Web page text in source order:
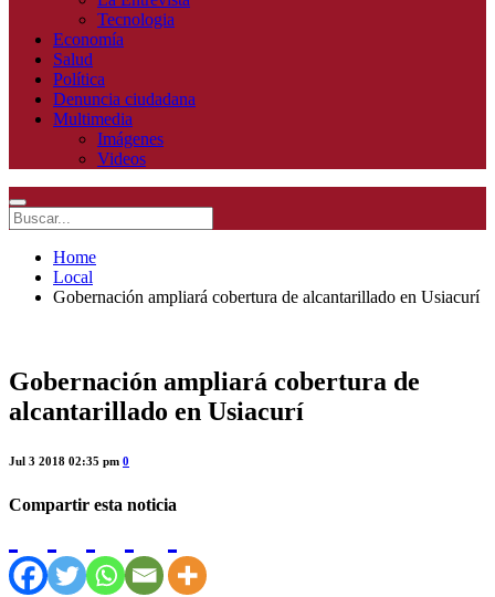
Tecnologia
Economía
Salud
Política
Denuncia ciudadana
Multimedia
Imágenes
Videos
Home
Local
Gobernación ampliará cobertura de alcantarillado en Usiacurí
Gobernación ampliará cobertura de
alcantarillado en Usiacurí
Jul 3 2018 02:35 pm 0
Compartir esta noticia